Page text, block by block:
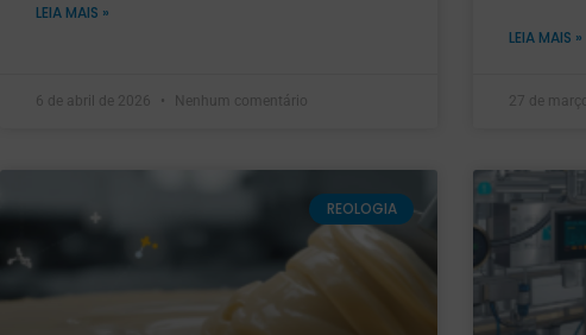
LEIA MAIS »
6 de abril de 2026 Nenhum comentário
LEIA MAIS »
27 de
REOLOGIA